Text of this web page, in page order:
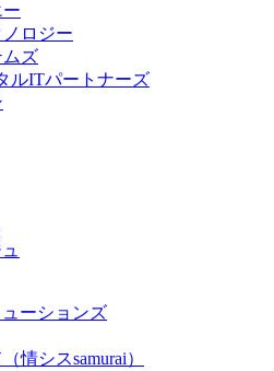
ロジー
ムズ
ルITパートナーズ
ーションズ
情シスsamurai）